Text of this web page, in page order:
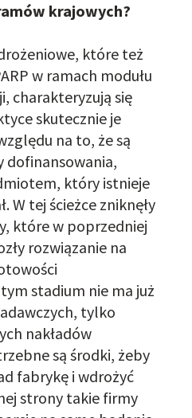
krajowych?
które też
w ramach modułu
, charakteryzują się
skutecznie je
na to, że są
dofinansowania,
który istnieje
W tej ścieżce zniknęły
które w poprzedniej
rozwiązanie na
stadium nie ma już
tylko
nakładów
są środki, żeby
fabrykę i wdrożyć
strony takie firmy